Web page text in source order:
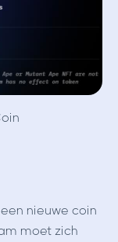
nieuwe coin
moet zich